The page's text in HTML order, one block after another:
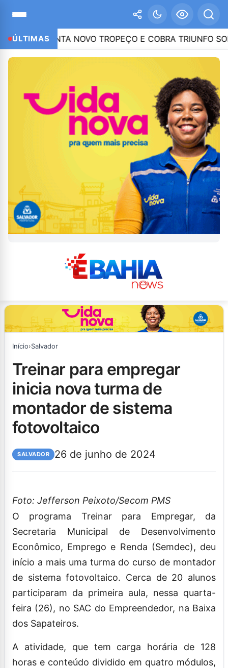
ÚLTIMASNOVO TROPEÇO E COBRA TRIUNFO SOBRE A
Início›Salvador
treinar para empregar
inicia nova turma de
montador de sistema
fotovoltaico
SALVADOR 26 de junho de 2024
Foto: Jefferson Peixoto/Secom PMS
O programa Treinar para Empregar, da
Secretaria Municipal de Desenvolvimento
Econômico, Emprego e Renda (Semdec), deu
início a mais uma turma do curso de montador
de sistema fotovoltaico. Cerca de 20 alunos
participaram da primeira aula, nessa quarta-
feira (26), no SAC do Empreendedor, na Baixa
dos Sapateiros.
A atividade, que tem carga horária de 128
horas e conteúdo dividido em quatro módulos,